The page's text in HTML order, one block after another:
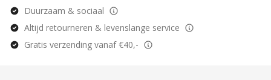
Duurzaam & sociaal
Altijd retourneren & levenslange service
Gratis verzending vanaf €40,-